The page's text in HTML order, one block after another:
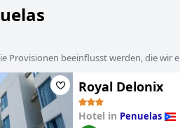
Provisionen beeinflusst werden, die wir
Royal Delonix
Hotel in Penuelas